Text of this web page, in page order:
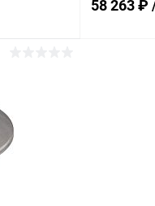
58 263 ₽